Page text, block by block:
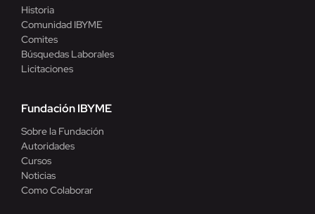
Historia
Comunidad IBYME
Comites
Búsquedas Laborales
Licitaciones
Fundación IBYME
Sobre la Fundación
Autoridades
Cursos
Noticias
Como Colaborar